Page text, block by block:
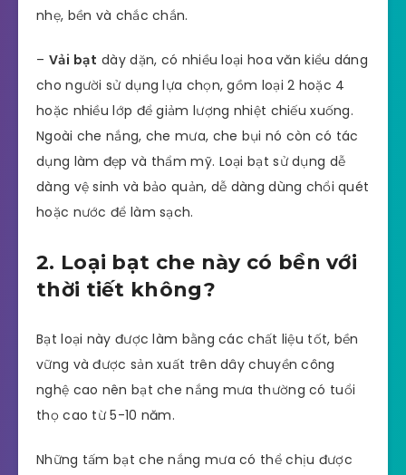
nhẹ, bền và chắc chắn.
– Vải bạt dày dặn, có nhiều loại hoa văn kiểu dáng
cho người sử dụng lựa chọn, gồm loại 2 hoặc 4
hoặc nhiều lớp để giảm lượng nhiệt chiếu xuống.
Ngoài che nắng, che mưa, che bụi nó còn có tác
dụng làm đẹp và thẩm mỹ. Loại bạt sử dụng dễ
dàng vệ sinh và bảo quản, dễ dàng dùng chổi quét
hoặc nước để làm sạch.
2. Loại bạt che này có bền với
thời tiết không?
Bạt loại này được làm bằng các chất liệu tốt, bền
vững và được sản xuất trên dây chuyền công
nghệ cao nên bạt che nắng mưa thường có tuổi
thọ cao từ 5-10 năm.
Những tấm bạt che nắng mưa có thể chịu được